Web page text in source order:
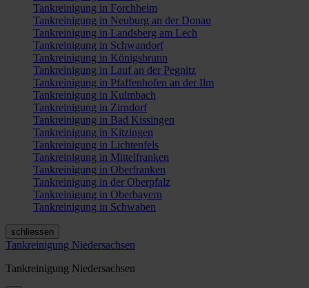
Tankreinigung in Forchheim
Tankreinigung in Neuburg an der Donau
Tankreinigung in Landsberg am Lech
Tankreinigung in Schwandorf
Tankreinigung in Königsbrunn
Tankreinigung in Lauf an der Pegnitz
Tankreinigung in Pfaffenhofen an der Ilm
Tankreinigung in Kulmbach
Tankreinigung in Zirndorf
Tankreinigung in Bad Kissingen
Tankreinigung in Kitzingen
Tankreinigung in Lichtenfels
Tankreinigung in Mittelfranken
Tankreinigung in Oberfranken
Tankreinigung in der Oberpfalz
Tankreinigung in Oberbayern
Tankreinigung in Schwaben
schliessen
Tankreinigung Niedersachsen
Tankreinigung Niedersachsen